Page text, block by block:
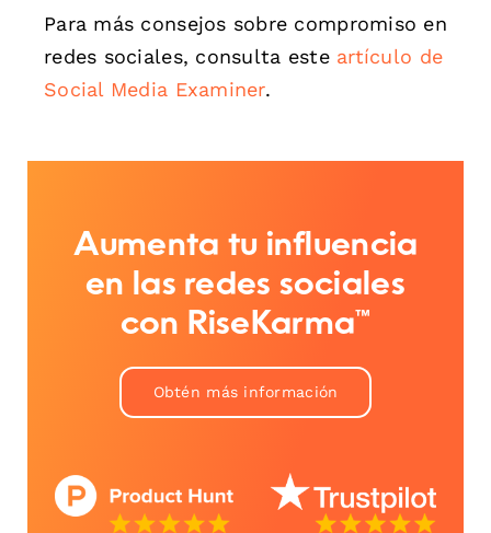
Para más consejos sobre compromiso en
redes sociales, consulta este artículo de
Social Media Examiner.
Aumenta tu influencia
en las redes sociales
con RiseKarma™
Obtén más información